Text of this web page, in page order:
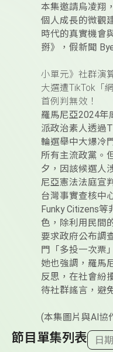
本集邀請烏凌翔
個人成長的微觀
時代的真實機會
掰》，假新聞
小單元》社群演
大選遭TikTok「
首例判無效！
羅馬尼亞2024年
派政治素人透過
輪選舉中大爆冷
所有主流政黨。
夕，因該候選人
尼亞憲法法庭宣
台灣事實查核中
Funky Citizens
色，除利用民間
要求政府公布調
門「多投一次票
她也強調，羅馬
反思，在社會紛
待社群謠言，避
(本集圖片與AI協
節目單集列表 日